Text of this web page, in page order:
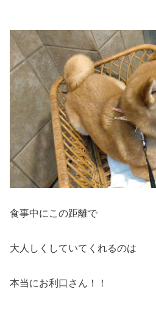
食事中にこの距離で
大人しくしていてくれるのは
本当にお利口さん！！